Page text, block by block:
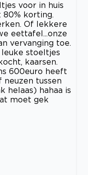
voor in huis
korting.
Of lekkere
eettafel...onze
vervanging toe.
stoeltjes
kaarsen.
600euro heeft
tussen
helaas) hahaa is
moet gek